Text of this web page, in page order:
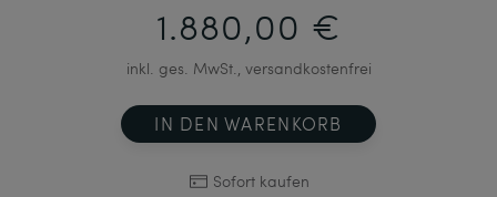
1.880,00 €
inkl. ges. MwSt., versandkostenfrei
IN DEN WARENKORB
Sofort kaufen